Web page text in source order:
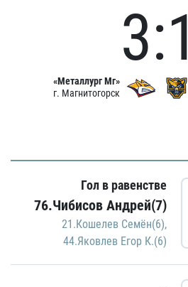
«Металлург Мг»
г. Магнитогорск
3:1
Гол в равенстве
76.Чибисов Андрей(7)
21.Кошелев Семён(6),
44.Яковлев Егор К.(6)